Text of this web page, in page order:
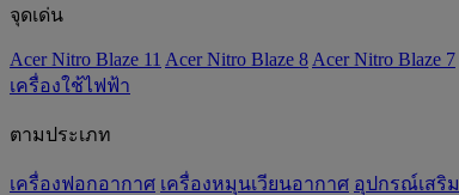
จุดเด่น
Acer Nitro Blaze 11 Acer Nitro Blaze 8 Acer Nitro Blaze 7
เครื่องใช้ไฟฟ้า
ตามประเภท
เครื่องฟอกอากาศ เครื่องหมุนเวียนอากาศ อุปกรณ์เสริม